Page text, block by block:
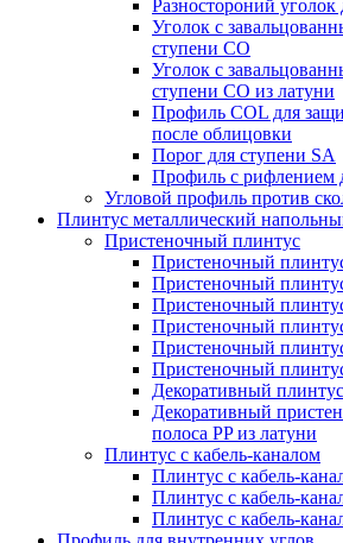
Разностороний
Уголок с
ступени CO
Уголок с
ступени CO из латуни
Профиль COL для
после облицовки
Порог для ступени SA
Профиль с рифлением
Угловой профиль против
Плинтус металлический
Пристеночный плинтус
Пристеночный
Пристеночный
Пристеночный
Пристеночный
Пристеночный
Пристеночный
Декоративный
Декоративный
полоса PP из латуни
Плинтус с кабель-каналом
Плинтус с кабель-
Плинтус с кабель-
Плинтус с кабель-